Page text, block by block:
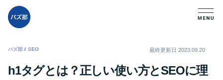
バズ部 / SEO 最終更新日 2023.09.20
h1タグとは？正しい使い方とSEOに理